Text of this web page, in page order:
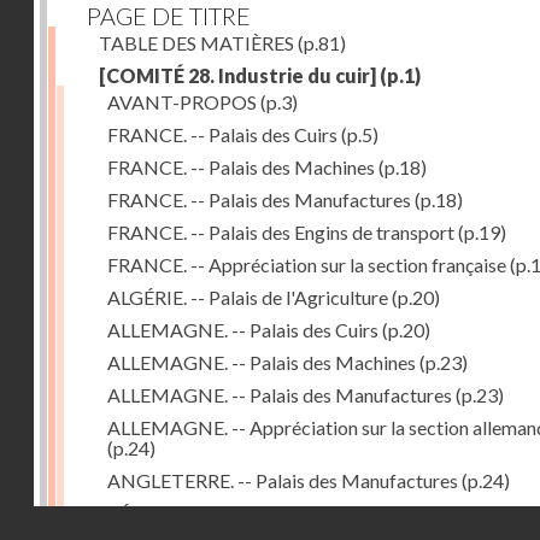
PAGE DE TITRE
TABLE DES MATIÈRES (p.81)
[COMITÉ 28. Industrie du cuir] (p.1)
AVANT-PROPOS (p.3)
FRANCE. -- Palais des Cuirs (p.5)
FRANCE. -- Palais des Machines (p.18)
FRANCE. -- Palais des Manufactures (p.18)
FRANCE. -- Palais des Engins de transport(p.19)
FRANCE. -- Appréciation sur la section française
ALGÉRIE. -- Palais de l'Agriculture(p.20)
ALLEMAGNE. -- Palais des Cuirs (p.20)
ALLEMAGNE. -- Palais des Machines (p.23)
ALLEMAGNE. -- Palais des Manufactures (p.23)
ALLEMAGNE. -- Appréciation sur la section
(p.24)
ANGLETERRE. -- Palais des Manufactures (p.24)
RÉPUBLIQUE ARGENTINE. -- Palais de